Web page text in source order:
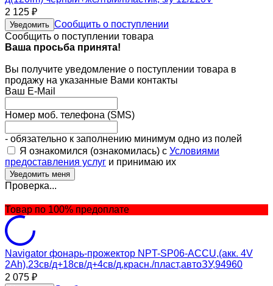
2 125 ₽
Уведомить Сообщить о поступлении
Сообщить о поступлении товара
Ваша просьба принята!
Вы получите уведомление о поступлении товара в
продажу на указанные Вами контакты
Ваш E-Mail
Номер моб. телефона (SMS)
- обязательно к заполнению минимум одно из полей
Я ознакомился (ознакомилась) с Условиями
предоставления услуг и принимаю их
Проверка...
Товар по 100% предоплате
Navigator фонарь-прожектор NPT-SP06-ACCU,(акк. 4V
2Ah),23св/д+18св/д+4св/д,красн./пласт,автоЗУ,94960
2 075 ₽